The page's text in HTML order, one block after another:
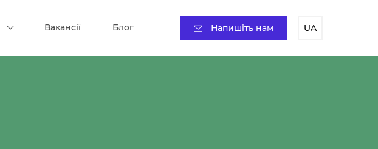
Вакансії Блог Напишіть нам UA